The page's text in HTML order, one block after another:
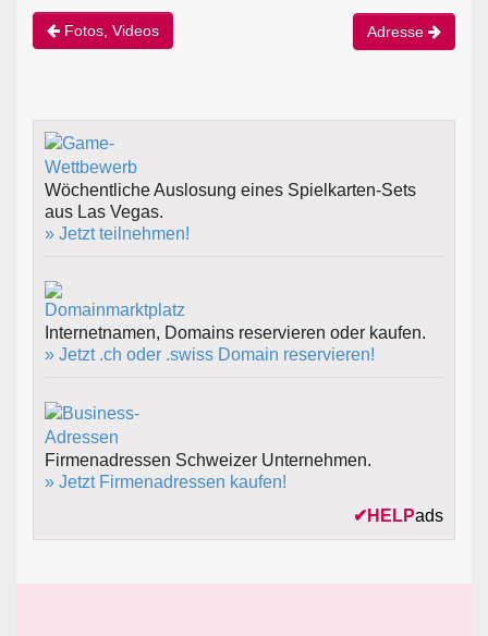
Fotos, Videos Adresse
Wöchentliche Auslosung eines Spielkarten-Sets
aus Las Vegas.
» Jetzt teilnehmen!
Internetnamen, Domains reservieren oder kaufen.
» Jetzt .ch oder .swiss Domain reservieren!
Firmenadressen Schweizer Unternehmen.
» Jetzt Firmenadressen kaufen!
✔ HELPads